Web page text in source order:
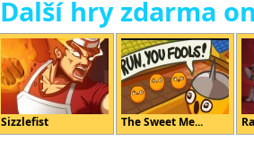
Další hry zdarma
Sizzlefist The Sweet Me...